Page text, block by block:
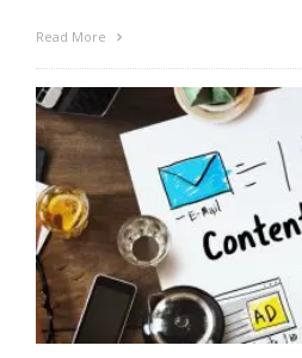
Read More